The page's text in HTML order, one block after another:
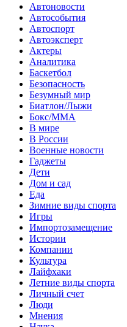
Автоновости
Автособытия
Автоспорт
Автоэксперт
Актеры
Аналитика
Баскетбол
Безопасность
Безумный мир
Биатлон/Лыжи
Бокс/MMA
В мире
В России
Военные новости
Гаджеты
Дети
Дом и сад
Еда
Зимние виды спорта
Игры
Импортозамещение
Истории
Компании
Культура
Лайфхаки
Летние виды спорта
Личный счет
Люди
Мнения